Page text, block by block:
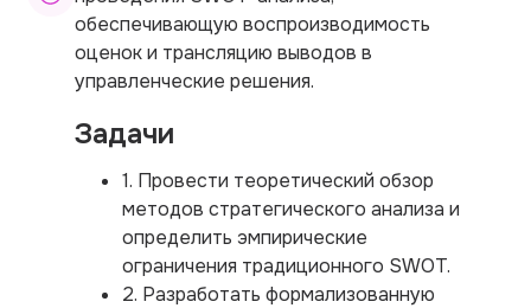
обеспечивающую воспроизводимость
оценок и трансляцию выводов в
управленческие решения.
Задачи
1. Провести теоретический обзор
методов стратегического анализа и
определить эмпирические
ограничения традиционного SWOT.
2. Разработать формализованную